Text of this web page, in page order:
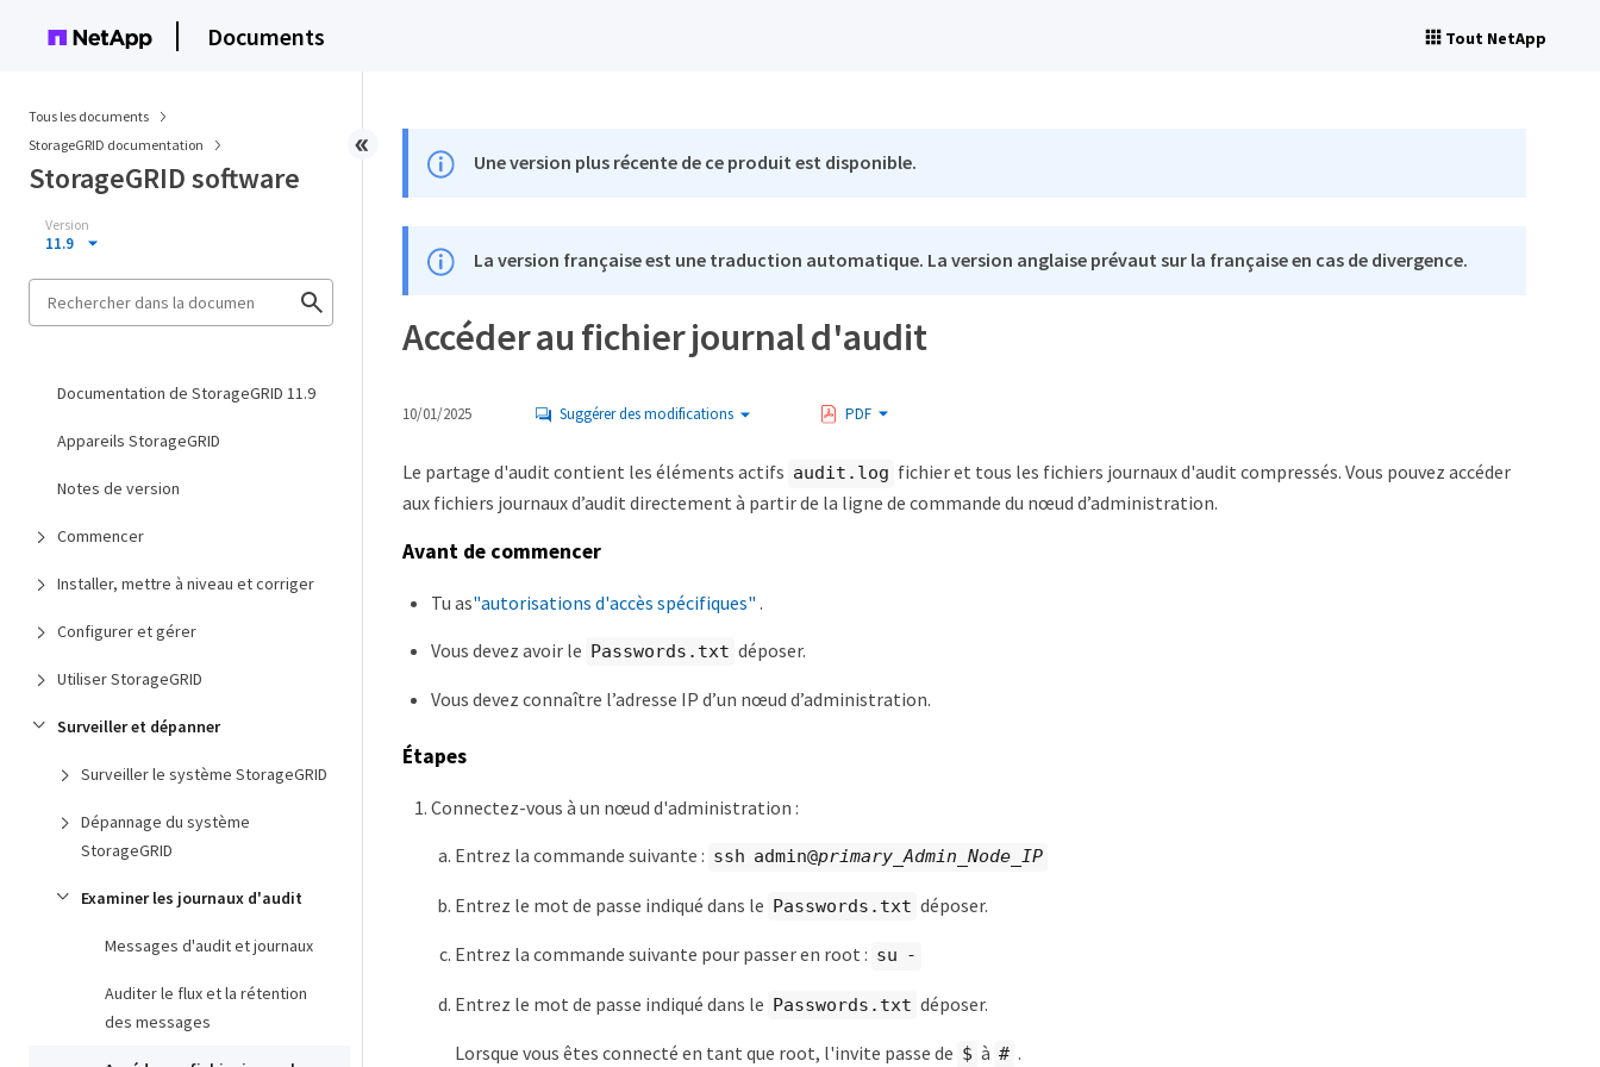
Documents Tout NetApp
Tous les documents
StorageGRID documentation
StorageGRID software
Version
11.9
Documentation de StorageGRID 11.9
Appareils StorageGRID
Notes de version
Commencer
Installer, mettre à niveau et corriger
Configurer et gérer
Utiliser StorageGRID
Surveiller et dépanner
Surveiller le système StorageGRID
Dépannage du système
StorageGRID
Examiner les journaux d'audit
Messages d'audit et journaux
Auditer le flux et la rétention
des messages
Une version plus récente de ce produit est disponible.
La version française est une traduction automatique. La version anglaise prévaut sur la française en cas de divergence.
Accéder au fichier journal d'audit
10/01/2025 Suggérer des modifications PDF
Le partage d'audit contient les éléments actifs audit.log fichier et tous les fichiers journaux d'audit compressés. Vous pouvez accéder
aux fichiers journaux d’audit directement à partir de la ligne de commande du nœud d’administration.
Avant de commencer
Tu as"autorisations d'accès spécifiques" .
Vous devez avoir le Passwords.txt déposer.
Vous devez connaître l’adresse IP d’un nœud d’administration.
Étapes
Connectez-vous à un nœud d'administration :
Entrez la commande suivante : ssh admin@primary_Admin_Node_IP
Entrez le mot de passe indiqué dans le Passwords.txt déposer.
Entrez la commande suivante pour passer en root : su -
Entrez le mot de passe indiqué dans le Passwords.txt déposer.
Lorsque vous êtes connecté en tant que root, l'invite passe de $ à # .